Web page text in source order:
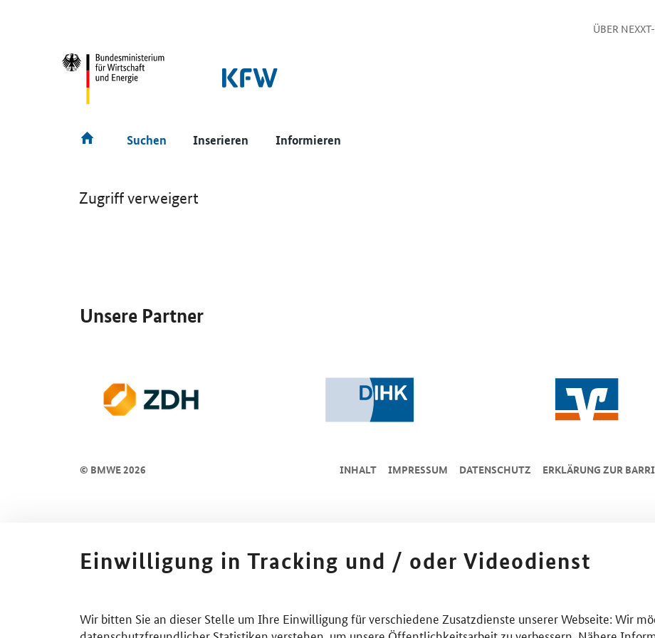
ÜBER
Suchen Inserieren Informieren
Zugriff verweigert
Unsere Partner
© BMWE 2026 INHALT IMPRESSUM DA­TEN­SCHUTZ ERKLÄRUNG ZUR
Einwilligung in Tracking und / oder Videodienst
Wir bitten Sie an dieser Stelle um Ihre Einwilligung für verschiedene Zusatzdienste unserer Webseite: Wir